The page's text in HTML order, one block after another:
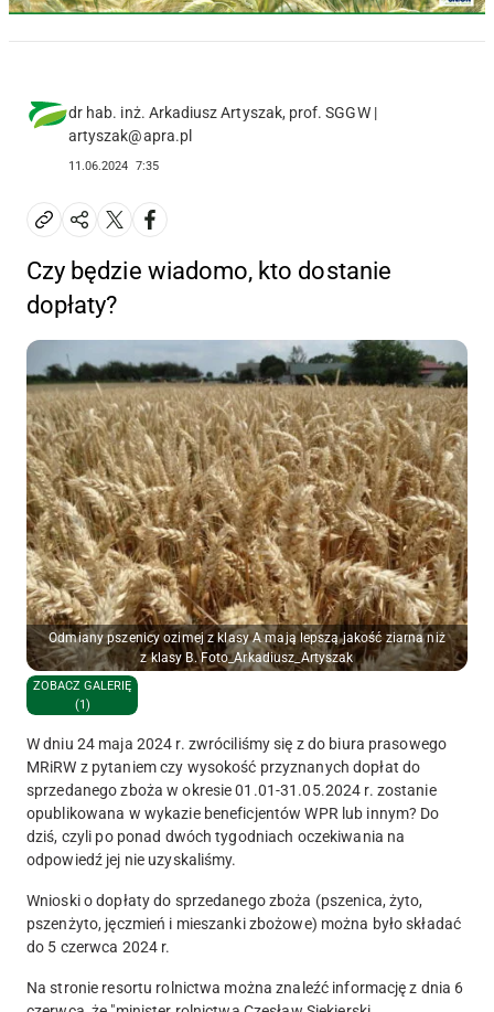
dr hab. inż. Arkadiusz Artyszak, prof. SGGW |
artyszak@apra.pl
11.06.2024 7:35
Czy będzie wiadomo, kto dostanie
dopłaty?
Odmiany pszenicy ozimej z klasy A mają lepszą jakość ziarna niż
z klasy B. Foto_Arkadiusz_Artyszak
ZOBACZ GALERIĘ
(1)
W dniu 24 maja 2024 r. zwróciliśmy się z do biura prasowego
MRiRW z pytaniem czy wysokość przyznanych dopłat do
sprzedanego zboża w okresie 01.01-31.05.2024 r. zostanie
opublikowana w wykazie beneficjentów WPR lub innym? Do
dziś, czyli po ponad dwóch tygodniach oczekiwania na
odpowiedź jej nie uzyskaliśmy.
Wnioski o dopłaty do sprzedanego zboża (pszenica, żyto,
pszenżyto, jęczmień i mieszanki zbożowe) można było składać
do 5 czerwca 2024 r.
Na stronie resortu rolnictwa można znaleźć informację z dnia 6